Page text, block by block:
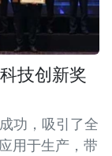
技创新奖
功，吸引了全
用于生产，带